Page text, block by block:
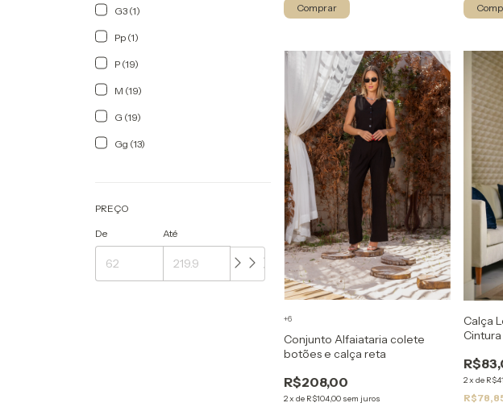
G3 (1)
Pp (1)
P (19)
M (19)
G (19)
Gg (13)
PREÇO
De Até
Comprar
Conjunto Alfaiataria colete
botões e calça reta
R$208,00
2xde R$104,00 sem juros
+6
Calça
2x de